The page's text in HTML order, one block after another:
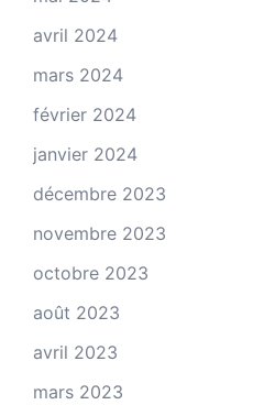
avril 2024
mars 2024
février 2024
janvier 2024
décembre 2023
novembre 2023
octobre 2023
août 2023
avril 2023
mars 2023